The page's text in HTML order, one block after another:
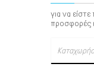
για να
προσφορές